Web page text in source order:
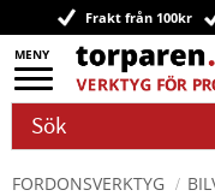
Meny
Frakt från 100kr
FORDONSVERKTYG